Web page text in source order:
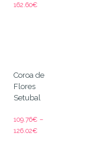
162.60€
Coroa de
Flores
Setubal
109.76€ –
126.02€